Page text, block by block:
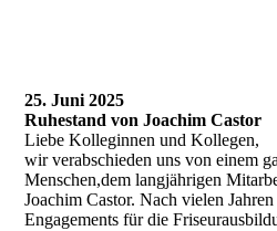
25. Juni 2025
Ruhestand von Joachim Castor
Liebe Kolleginnen und Kollegen,
wir verabschieden uns von einem
Menschen,dem langjährigen
Joachim Castor. Nach vielen
Engagements für die